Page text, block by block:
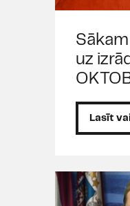
uz
Lasīt